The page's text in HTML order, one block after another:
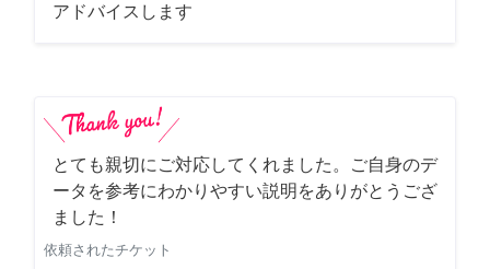
アドバイスします
とても親切にご対応してくれました。ご自身のデ
ータを参考にわかりやすい説明をありがとうござ
ました！
依頼されたチケット